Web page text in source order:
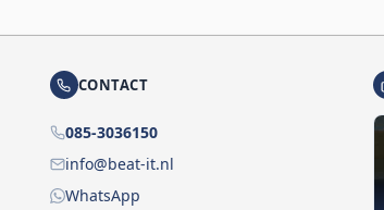
CONTACT
085-3036150
info@beat-it.nl
WhatsApp